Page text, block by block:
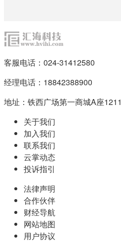
客服电话：024-31412580
经理电话：18842388900
地址：铁西广场第一商城A座1211
关于我们
加入我们
联系我们
云掌动态
投诉指引
法律声明
合作伙伴
财经导航
网站地图
用户协议